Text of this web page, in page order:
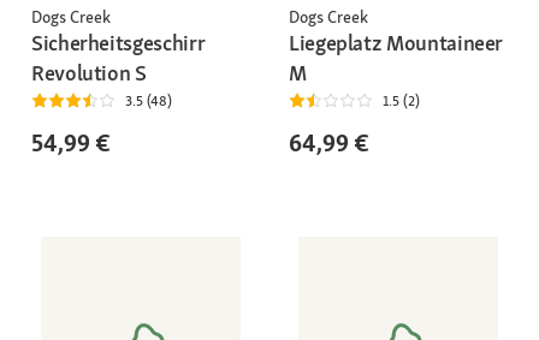
Dogs Creek
Sicherheitsgeschirr
Revolution S
3.5 (48)
54,99 €
Dogs Creek
Liegeplatz Mountaineer
M
1.5 (2)
64,99 €